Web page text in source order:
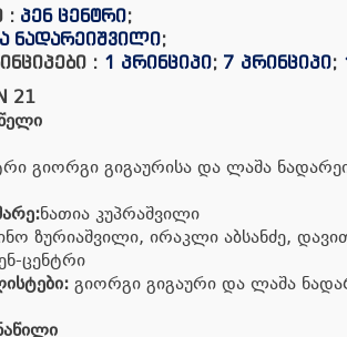
: პენ ცენტრი;
ნადარეიშვილი;
: 1 პრინციპი; 7 პრინციპი;
21
გიორგი გიგაურისა და ლაშა
:ნათია კუპრაშვილი
ზურიაშვილი, ირაკლი აბსანძე,
ცენტრი
გიორგი გიგაური და ლაშა